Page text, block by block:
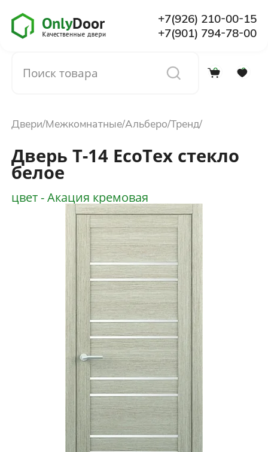
+7(926) 210-00-15
+7(901) 794-78-00
0 0
О компании
Установка
Доставка и оплата
Фото работ
Двери Межкомнатные Альберо Тренд
Дверь Т-14 EcoTex стекло
белое
цвет - Акация кремовая